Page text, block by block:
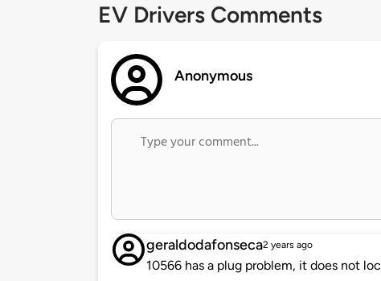
EV Drivers Comments
Anonymous
geraldodafonseca2 years ago
10566 has a plug problem, it does not